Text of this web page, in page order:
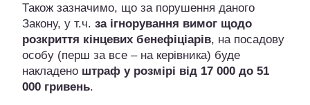
Також зазначимо, що за порушення даного
Закону, у т.ч. за ігнорування вимог щодо
розкриття кінцевих бенефіціарів, на посадову
особу (перш за все – на керівника) буде
накладено штраф у розмірі від 17 000 до 51
000 гривень.